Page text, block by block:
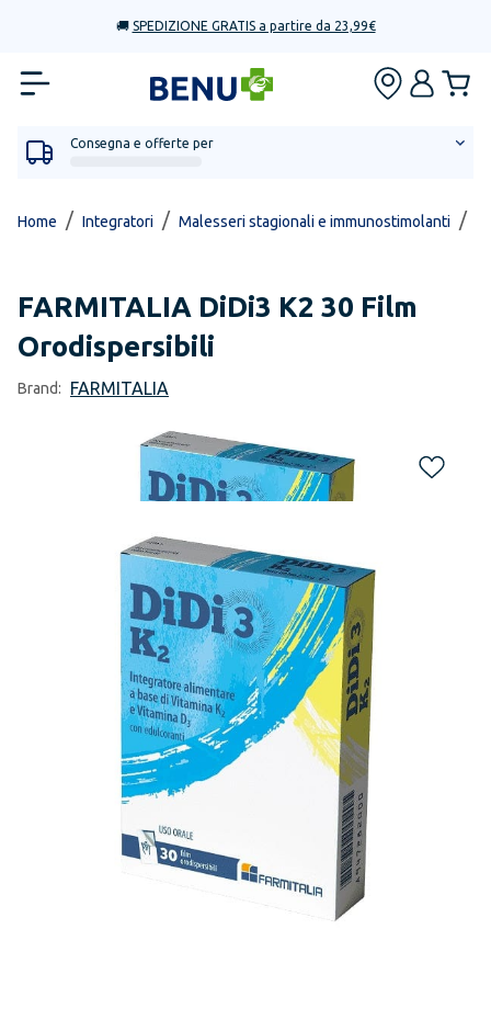
🚚 SPEDIZIONE GRATIS a partire da 23,99€
Consegna e offerte per
Home / Integratori / Malesseri stagionali e immunostimolanti /
FARMITALIA DiDi3 K2 30 Film
Orodispersibili
Brand: FARMITALIA